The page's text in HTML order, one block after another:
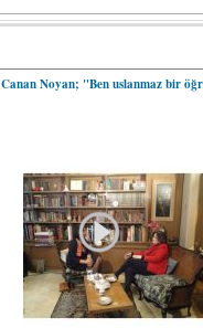
Canan Noyan; "Ben uslanmaz bir